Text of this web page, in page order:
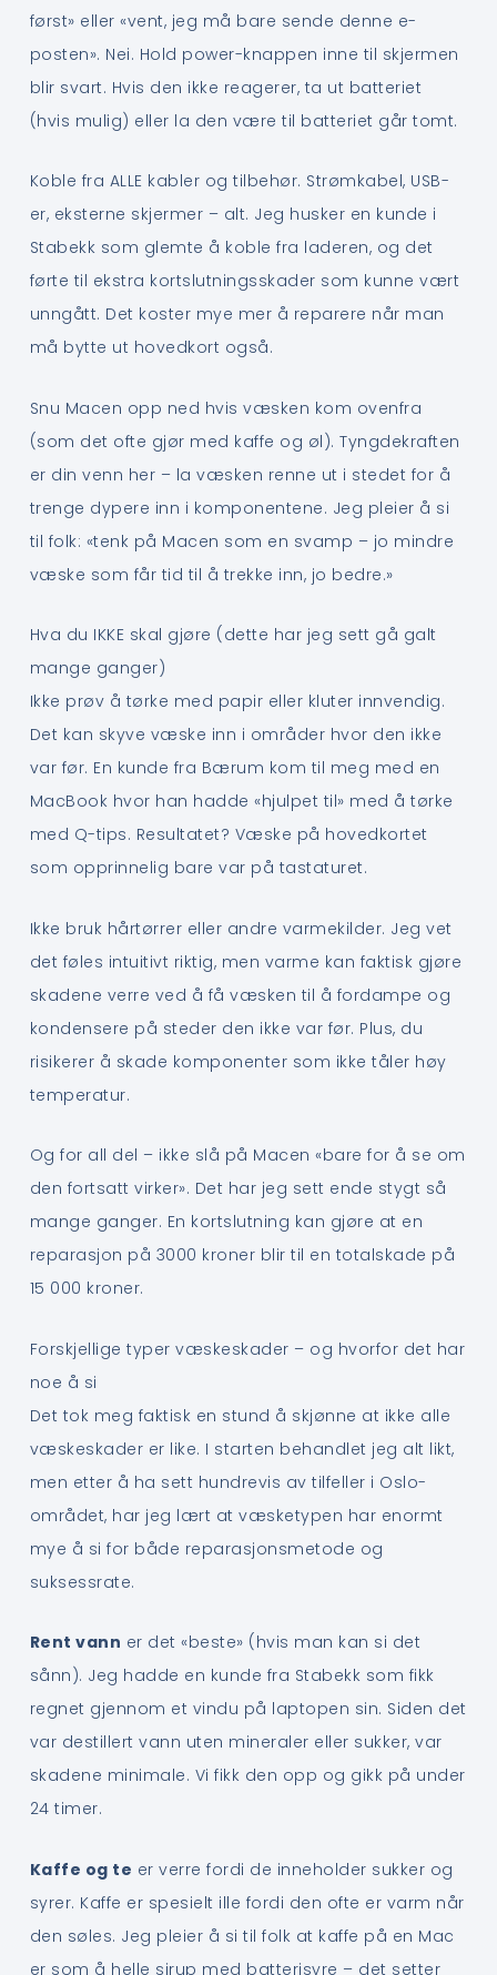
først» eller «vent, jeg må bare sende denne e-
posten». Nei. Hold power-knappen inne til skjermen
blir svart. Hvis den ikke reagerer, ta ut batteriet
(hvis mulig) eller la den være til batteriet går tomt.
Koble fra ALLE kabler og tilbehør. Strømkabel, USB-
er, eksterne skjermer – alt. Jeg husker en kunde i
Stabekk som glemte å koble fra laderen, og det
førte til ekstra kortslutningsskader som kunne vært
unngått. Det koster mye mer å reparere når man
må bytte ut hovedkort også.
Snu Macen opp ned hvis væsken kom ovenfra
(som det ofte gjør med kaffe og øl). Tyngdekraften
er din venn her – la væsken renne ut i stedet for å
trenge dypere inn i komponentene. Jeg pleier å si
til folk: «tenk på Macen som en svamp – jo mindre
væske som får tid til å trekke inn, jo bedre.»
Hva du IKKE skal gjøre (dette har jeg sett gå galt
mange ganger)
Ikke prøv å tørke med papir eller kluter innvendig.
Det kan skyve væske inn i områder hvor den ikke
var før. En kunde fra Bærum kom til meg med en
MacBook hvor han hadde «hjulpet til» med å tørke
med Q-tips. Resultatet? Væske på hovedkortet
som opprinnelig bare var på tastaturet.
Ikke bruk hårtørrer eller andre varmekilder. Jeg vet
det føles intuitivt riktig, men varme kan faktisk gjøre
skadene verre ved å få væsken til å fordampe og
kondensere på steder den ikke var før. Plus, du
risikerer å skade komponenter som ikke tåler høy
temperatur.
Og for all del – ikke slå på Macen «bare for å se om
den fortsatt virker». Det har jeg sett ende stygt så
mange ganger. En kortslutning kan gjøre at en
reparasjon på 3000 kroner blir til en totalskade på
15 000 kroner.
Forskjellige typer væskeskader – og hvorfor det har
noe å si
Det tok meg faktisk en stund å skjønne at ikke alle
væskeskader er like. I starten behandlet jeg alt likt,
men etter å ha sett hundrevis av tilfeller i Oslo-
området, har jeg lært at væsketypen har enormt
mye å si for både reparasjonsmetode og
suksessrate.
Rent vann er det «beste» (hvis man kan si det
sånn). Jeg hadde en kunde fra Stabekk som fikk
regnet gjennom et vindu på laptopen sin. Siden det
var destillert vann uten mineraler eller sukker, var
skadene minimale. Vi fikk den opp og gikk på under
24 timer.
Kaffe og te er verre fordi de inneholder sukker og
syrer. Kaffe er spesielt ille fordi den ofte er varm når
den søles. Jeg pleier å si til folk at kaffe på en Mac
er som å helle sirup med batterisyre – det setter